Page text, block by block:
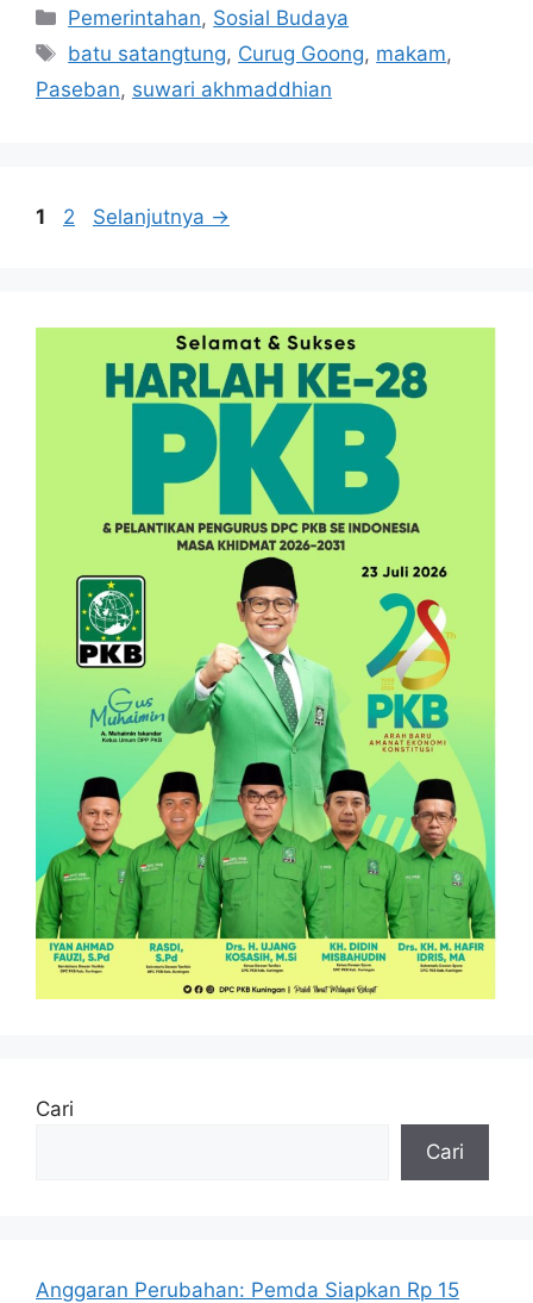
Kategori
Pemerintahan, Sosial Budaya
Tag
batu satangtung, Curug Goong, makam,
Paseban, suwari akhmaddhian
Halaman
1 Halaman
2 Selanjutnya →
Cari
Cari
Anggaran Perubahan: Pemda Siapkan Rp 15